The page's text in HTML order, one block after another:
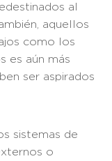
al
aquellos
como los
es aún más
ser aspirados
sistemas de
o